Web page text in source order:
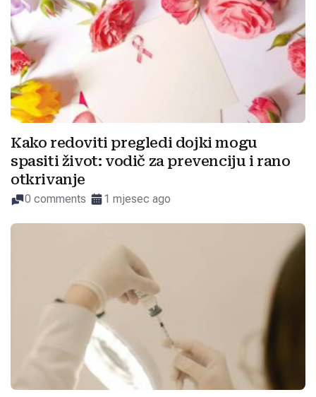
Kako redoviti pregledi dojki mogu
spasiti život: vodič za prevenciju i rano
otkrivanje
0 comments 1 mjesec ago